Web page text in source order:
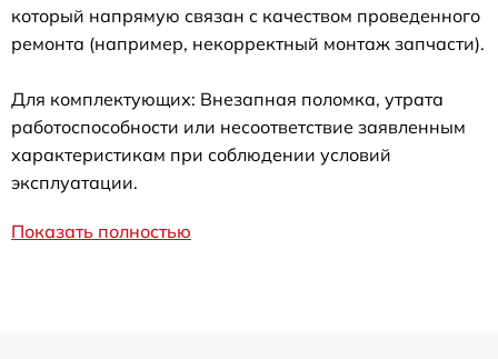
который напрямую связан с качеством проведенного
ремонта (например, некорректный монтаж запчасти).
Для комплектующих: Внезапная поломка, утрата
работоспособности или несоответствие заявленным
характеристикам при соблюдении условий
эксплуатации.
Показать полностью